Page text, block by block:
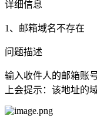
详细信息
1、邮箱域名不存在
问题描述
输入收件人的邮箱账
上会提示：该地址的